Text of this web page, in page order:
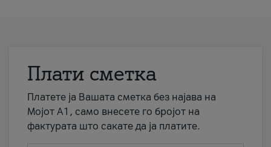
Плати сметка
Платете ја Вашата сметка без најава на
Мојот А1, само внесете го бројот на
фактурата што сакате да ја платите.